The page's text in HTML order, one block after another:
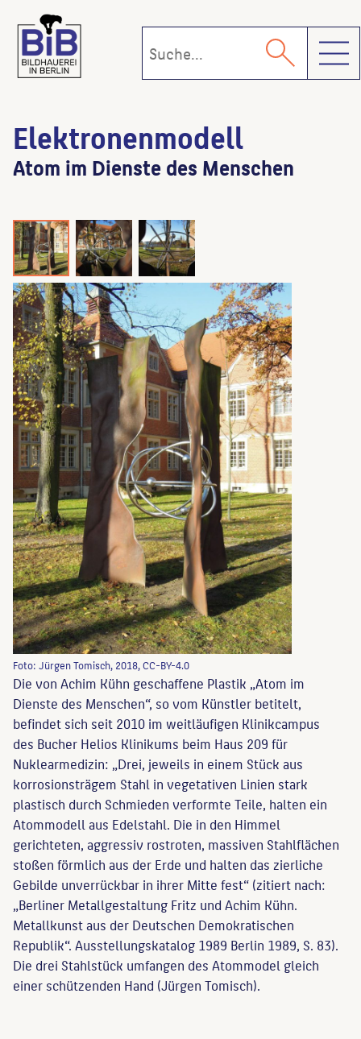
Elektronenmodell
Atom im Dienste des Menschen
Foto: Jürgen Tomisch, 2018, CC-BY-4.0
Die von Achim Kühn geschaffene Plastik „Atom im
Dienste des Menschen“, so vom Künstler betitelt,
befindet sich seit 2010 im weitläufigen Klinikcampus
des Bucher Helios Klinikums beim Haus 209 für
Nuklearmedizin: „Drei, jeweils in einem Stück aus
korrosionsträgem Stahl in vegetativen Linien stark
plastisch durch Schmieden verformte Teile, halten ein
Atommodell aus Edelstahl. Die in den Himmel
gerichteten, aggressiv rostroten, massiven Stahlflächen
stoßen förmlich aus der Erde und halten das zierliche
Gebilde unverrückbar in ihrer Mitte fest“ (zitiert nach:
„Berliner Metallgestaltung Fritz und Achim Kühn.
Metallkunst aus der Deutschen Demokratischen
Republik“. Ausstellungskatalog 1989 Berlin 1989, S. 83).
Die drei Stahlstück umfangen des Atommodel gleich
einer schützenden Hand (Jürgen Tomisch).